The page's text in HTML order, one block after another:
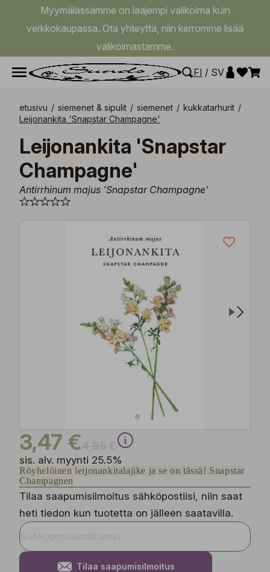
Myymälässämme on laajempi valikoima kuin
verkkokaupassa. Ota yhteyttä, niin kerromme lisää
valikoimastamme.
FI / SV
etusivu / siemenet & sipulit / siemenet / kukkatarhurit /
Leijonankita 'Snapstar Champagne'
Leijonankita 'Snapstar
Champagne'
Antirrhinum majus 'Snapstar Champagne'
3,47 €
sis. alv. myynti 25.5%
Röyhelöinen leijonankitalajike ja se on tässä! Snapstar
Champagnen
Tilaa saapumisilmoitus sähköpostiisi, niin saat
heti tiedon kun tuotetta on jälleen saatavilla.
Tilaa saapumisilmoitus